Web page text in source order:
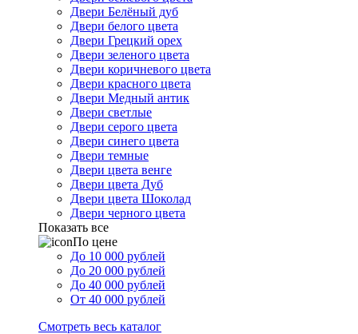
Двери Белёный дуб
Двери белого цвета
Двери Грецкий орех
Двери зеленого цвета
Двери коричневого цвета
Двери красного цвета
Двери Медный антик
Двери светлые
Двери серого цвета
Двери синего цвета
Двери темные
Двери цвета венге
Двери цвета Дуб
Двери цвета Шоколад
Двери черного цвета
Показать все
По цене
До 10 000 рублей
До 20 000 рублей
До 40 000 рублей
От 40 000 рублей
Смотреть весь каталог